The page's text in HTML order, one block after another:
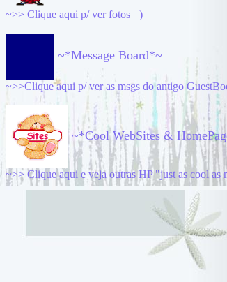
~>> Clique aqui p/ ver fotos =)
~*Message Board*~
~>>Clique aqui p/ ver as msgs do antigo
~*Cool WebSites &
~>> Clique aqui e veja outras HP "just as cool as